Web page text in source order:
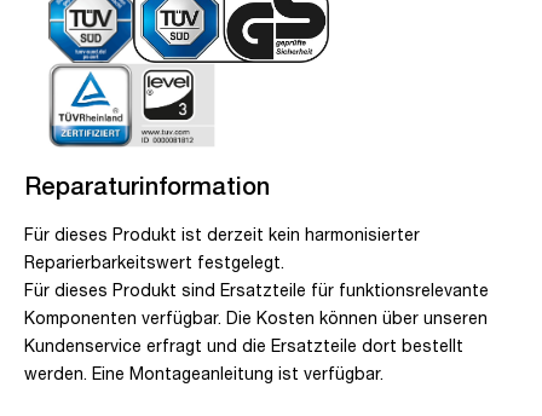
Reparaturinformation
Für dieses Produkt ist derzeit kein harmonisierter
Reparierbarkeitswert festgelegt.
Für dieses Produkt sind Ersatzteile für funktionsrelevante
Komponenten verfügbar. Die Kosten können über unseren
Kundenservice erfragt und die Ersatzteile dort bestellt
werden. Eine Montageanleitung ist verfügbar.